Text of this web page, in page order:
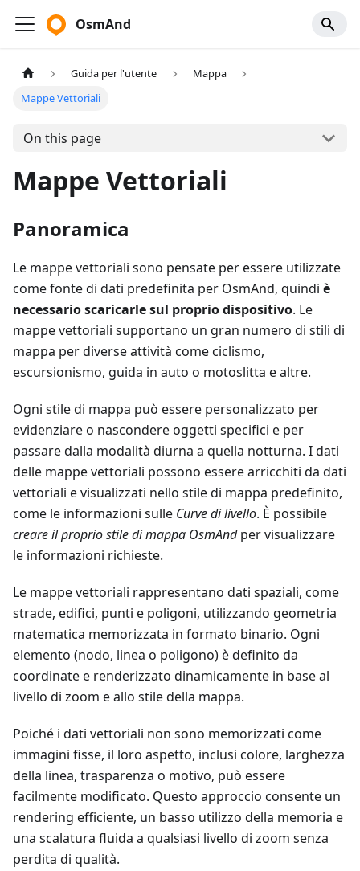
OsmAnd
Guida per l'utente
Mappa
Mappe Vettoriali
On this page
Mappe Vettoriali
Panoramica
Le mappe vettoriali sono pensate per essere utilizzate
come fonte di dati predefinita per OsmAnd, quindi è
necessario scaricarle sul proprio dispositivo. Le
mappe vettoriali supportano un gran numero di stili di
mappa per diverse attività come ciclismo,
escursionismo, guida in auto o motoslitta e altre.
Ogni stile di mappa può essere personalizzato per
evidenziare o nascondere oggetti specifici e per
passare dalla modalità diurna a quella notturna. I dati
delle mappe vettoriali possono essere arricchiti da dati
vettoriali e visualizzati nello stile di mappa predefinito,
come le informazioni sulle Curve di livello. È possibile
creare il proprio stile di mappa OsmAndper visualizzare
le informazioni richieste.
Le mappe vettoriali rappresentano dati spaziali, come
strade, edifici, punti e poligoni, utilizzando geometria
matematica memorizzata in formato binario. Ogni
elemento (nodo, linea o poligono) è definito da
coordinate e renderizzato dinamicamente in base al
livello di zoom e allo stile della mappa.
Poiché i dati vettoriali non sono memorizzati come
immagini fisse, il loro aspetto, inclusi colore, larghezza
della linea, trasparenza o motivo, può essere
facilmente modificato. Questo approccio consente un
rendering efficiente, un basso utilizzo della memoria e
una scalatura fluida a qualsiasi livello di zoom senza
perdita di qualità.